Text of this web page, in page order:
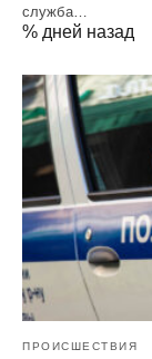
служба…
% дней назад
ПРОИСШЕСТВИЯ